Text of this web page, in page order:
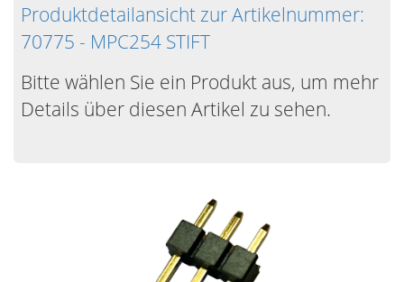
Produktdetailansicht zur Artikelnummer:
70775 - MPC254 STIFT
Bitte wählen Sie ein Produkt aus, um mehr
Details über diesen Artikel zu sehen.